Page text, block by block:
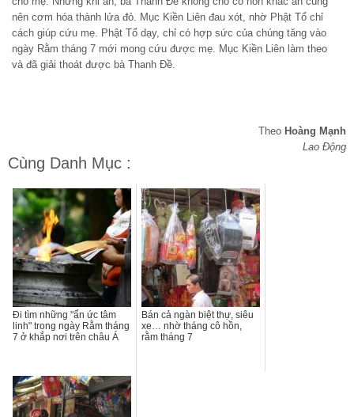
nên cơm hóa thành lửa đỏ. Mục Kiền Liên đau xót, nhờ Phật Tổ chỉ
cách giúp cứu mẹ. Phật Tổ dạy, chỉ có hợp sức của chúng tăng vào
ngày Rằm tháng 7 mới mong cứu được mẹ. Mục Kiền Liên làm theo
và đã giải thoát được bà Thanh Đề.
Theo Hoàng Mạnh
Lao Động
Cùng Danh Mục :
Đi tìm những "ẩn ức tâm
linh" trong ngày Rằm tháng
7 ở khắp nơi trên châu Á
Bán cả ngàn biệt thự, siêu
xe… nhờ tháng cô hồn,
rằm tháng 7